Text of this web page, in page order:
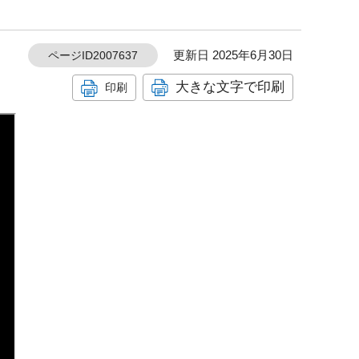
ページID2007637 更新日 2025年6月30日
印刷 大きな文字で印刷